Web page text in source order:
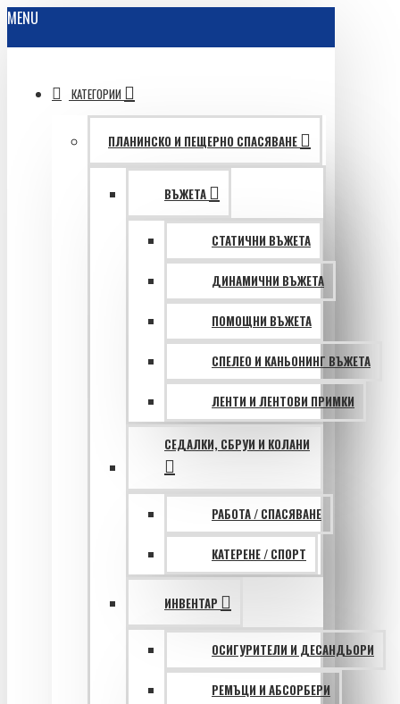
MENU
КАТЕГОРИИ
ПЛАНИНСКО И ПЕЩЕРНО СПАСЯВАНЕ
ВЪЖЕТА
СТАТИЧНИ ВЪЖЕТА
ДИНАМИЧНИ ВЪЖЕТА
ПОМОЩНИ ВЪЖЕТА
СПЕЛЕО И КАНЬОНИНГ ВЪЖЕТА
ЛЕНТИ И ЛЕНТОВИ ПРИМКИ
СЕДАЛКИ, СБРУИ И КОЛАНИ
РАБОТА / СПАСЯВАНЕ
КАТЕРЕНЕ / СПОРТ
ИНВЕНТАР
ОСИГУРИТЕЛИ И ДЕСАНДЬОРИ
РЕМЪЦИ И АБСОРБЕРИ